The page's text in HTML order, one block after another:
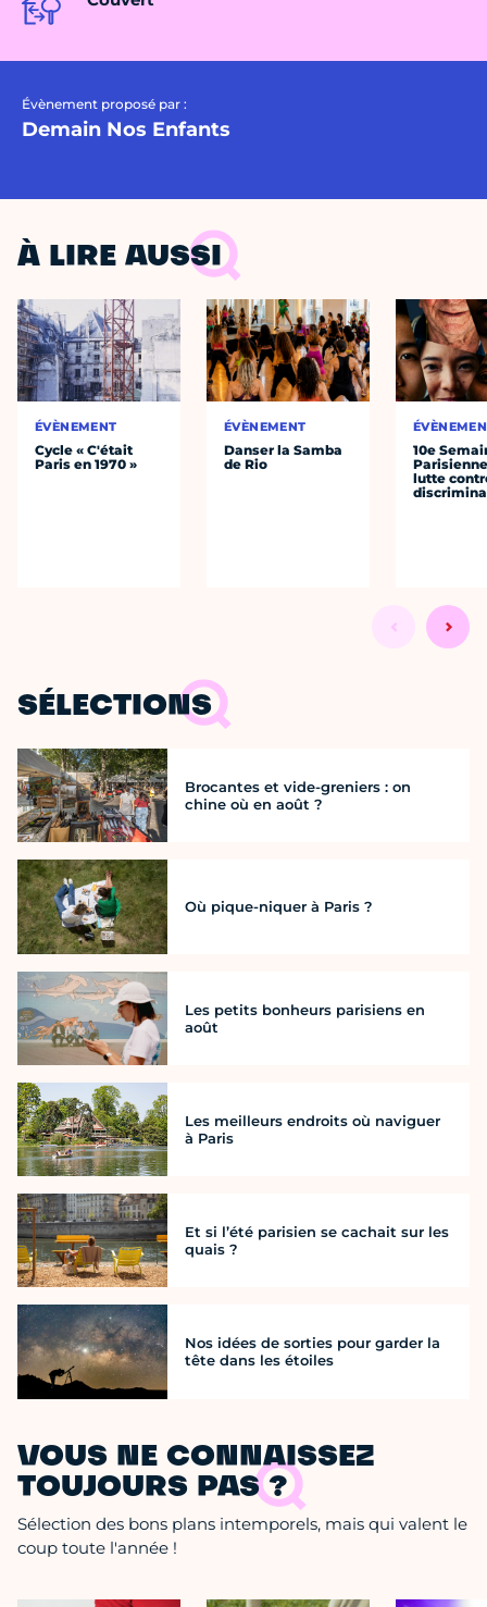
Évènement proposé par :
Demain Nos Enfants
À LIRE AUSSI
ÉVÈNEMENT
Cycle « C'était
Paris en 1970 »
ÉVÈNEMENT
Danser la Samba
de Rio
10e
lutte
SÉLECTIONS
Brocantes et vide-greniers : on
chine où en août ?
Où pique-niquer à Paris ?
Les petits bonheurs parisiens en
août
Les meilleurs endroits où naviguer
à Paris
Et si l’été parisien se cachait sur les
quais ?
Nos idées de sorties pour garder la
tête dans les étoiles
VOUS NE CONNAISSEZ
TOUJOURS PAS ?
Sélection des bons plans intemporels, mais qui valent le
coup toute l'année !